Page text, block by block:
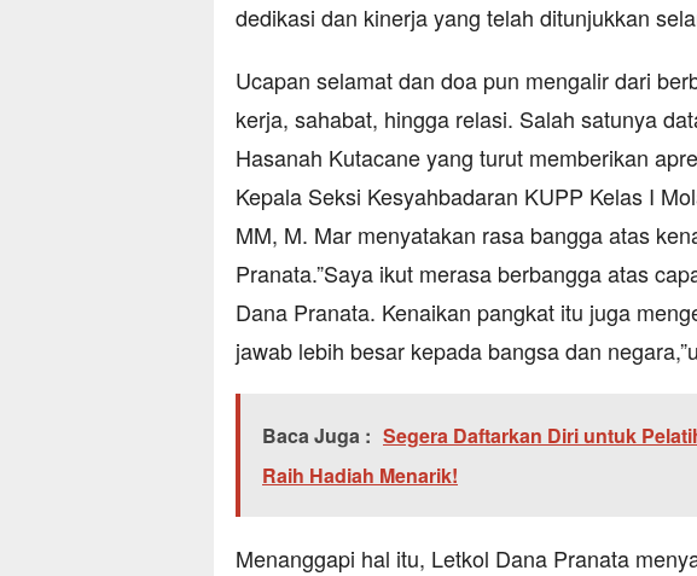
dedikasi dan kinerja yang telah ditunjukkan
Ucapan selamat dan doa pun mengalir dari
kerja, sahabat, hingga relasi. Salah satunya
Hasanah Kutacane yang turut memberikan
Kepala Seksi Kesyahbadaran KUPP Kelas I
MM, M. Mar menyatakan rasa bangga atas
Pranata.”Saya ikut merasa berbangga atas
Dana Pranata. Kenaikan pangkat itu juga
jawab lebih besar kepada bangsa dan
Baca Juga : Segera Daftarkan Diri untuk
Raih Hadiah Menarik!
Menanggapi hal itu, Letkol Dana Pranata